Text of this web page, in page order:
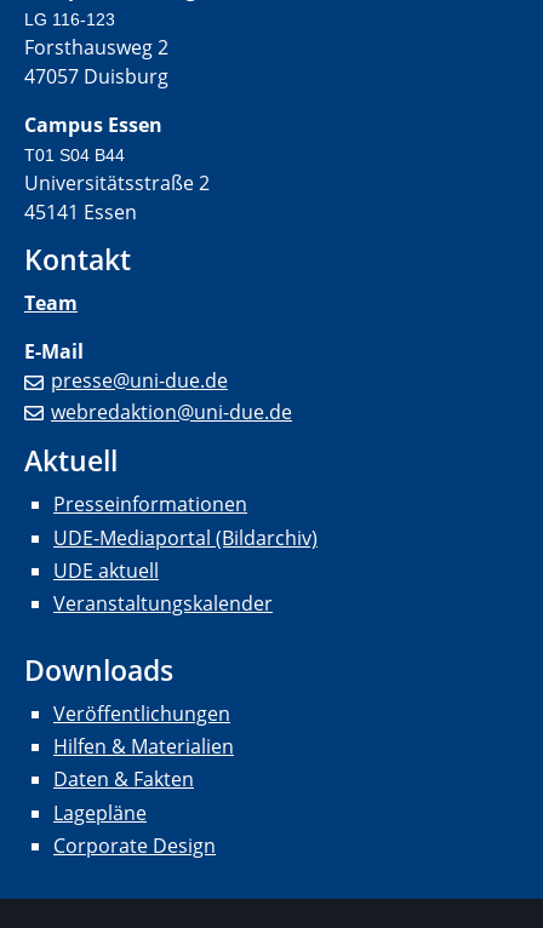
LG 116-123
Forsthausweg 2
47057 Duisburg
Campus Essen
T01 S04 B44
Universitätsstraße 2
45141 Essen
Kontakt
Team
E-Mail
presse@uni-due.de
webredaktion@uni-due.de
Aktuell
Presseinformationen
UDE-Mediaportal (Bildarchiv)
UDE aktuell
Veranstaltungskalender
Downloads
Veröffentlichungen
Hilfen & Materialien
Daten & Fakten
Lagepläne
Corporate Design